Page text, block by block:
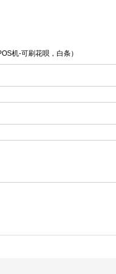
机-可刷花呗，白条）